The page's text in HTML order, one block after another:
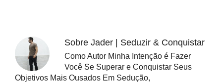
Sobre Jader | Seduzir & Conquistar
Como Autor Minha Intenção é Fazer
Você Se Superar e Conquistar Seus
Objetivos Mais Ousados Em Sedução,